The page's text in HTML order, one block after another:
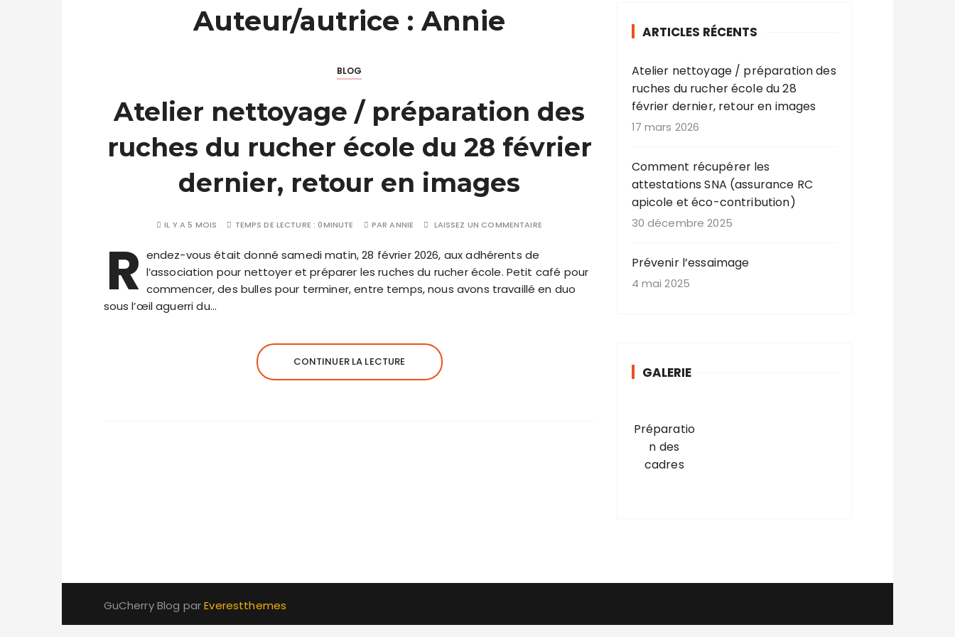
Auteur/autrice :Annie
BLOG
Atelier nettoyage / préparation des
ruches du rucher école du 28 février
dernier, retour en images
IL Y A 5 MOIS TEMPS DE LECTURE : 0MINUTE PARANNIE LAISSEZ UN COMMENTAIRE
R endez-vous était donné samedi matin, 28 février 2026, aux adhérents de
l’association pour nettoyer et préparer les ruches du rucher école. Petit café pour
commencer, des bulles pour terminer, entre temps, nous avons travaillé en duo
sous l’œil aguerri du…
CONTINUER LA LECTURE
ARTICLES RÉCENTS
Atelier nettoyage / préparation des
ruches du rucher école du 28
février dernier, retour en images
17 mars 2026
Comment récupérer les
attestations SNA (assurance RC
apicole et éco-contribution)
30 décembre 2025
Prévenir l’essaimage
4 mai 2025
GALERIE
Préparatio
n des
cadres
GuCherry Blog parEverestthemes